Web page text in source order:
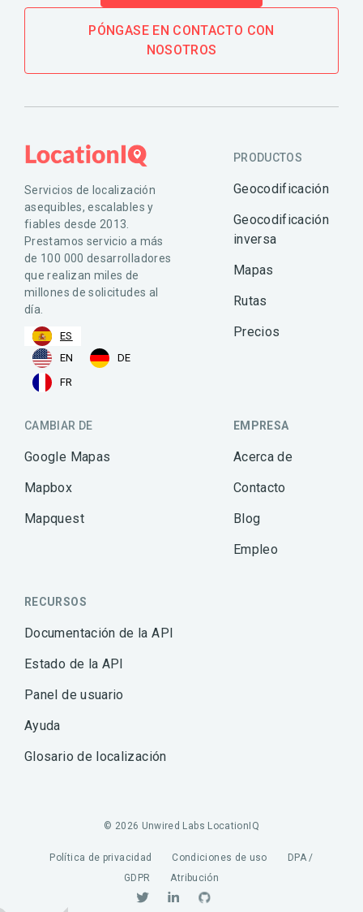
PÓNGASE EN CONTACTO CON
NOSOTROS
Servicios de localización
asequibles, escalables y
fiables desde 2013.
Prestamos servicio a más
de 100 000 desarrolladores
que realizan miles de
millones de solicitudes al
día.
ES
EN
DE
FR
PRODUCTOS
Geocodificación
Geocodificación
inversa
Mapas
Rutas
Precios
CAMBIAR DE
Google Mapas
Mapbox
Mapquest
EMPRESA
Acerca de
Contacto
Blog
Empleo
RECURSOS
Documentación de la API
Estado de la API
Panel de usuario
Ayuda
Glosario de localización
© 2026 Unwired Labs LocationIQ
Política de privacidad Condiciones de uso
DPA /
GDPR
Atribución